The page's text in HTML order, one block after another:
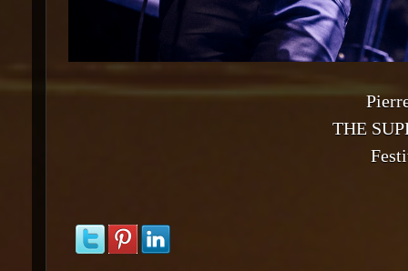
THE